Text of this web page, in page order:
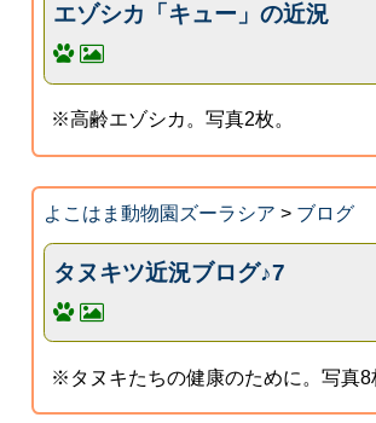
エゾシカ「キュー」の近況
※高齢エゾシカ。写真2枚。
よこはま動物園ズーラシア > ブログ
タヌキツ近況ブログ♪7
※タヌキたちの健康のために。写真8